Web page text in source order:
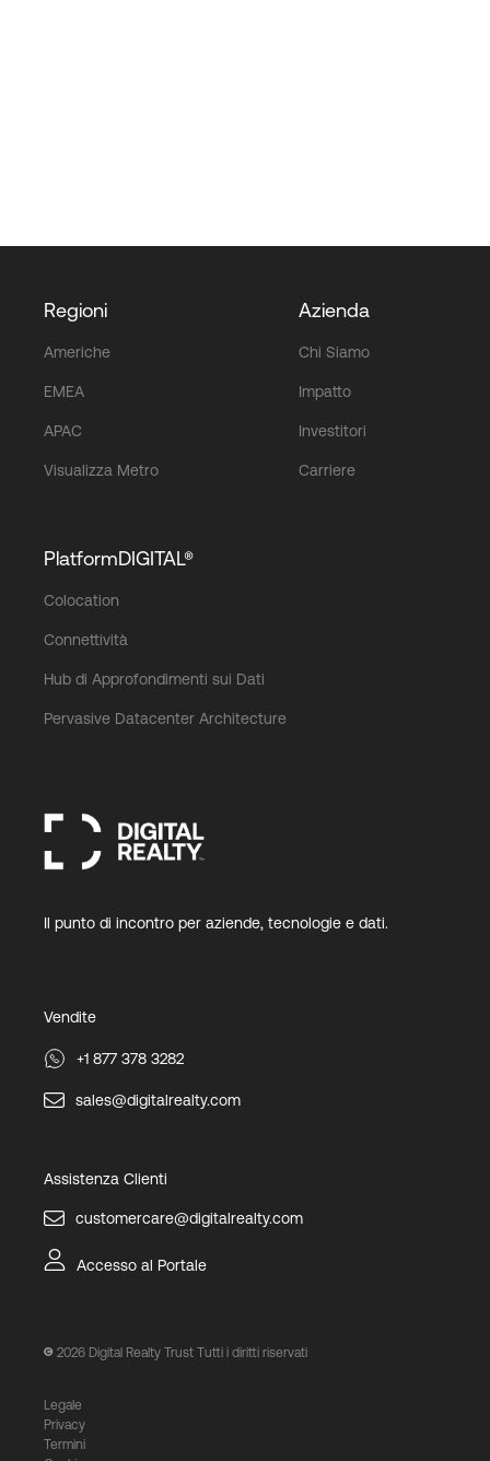
Regioni
Americhe
EMEA
APAC
Visualizza Metro
Azienda
Chi Siamo
Impatto
Investitori
Carriere
PlatformDIGITAL®
Colocation
Connettività
Hub di Approfondimenti sui Dati
Pervasive Datacenter Architecture
Il punto di incontro per aziende, tecnologie e dati.
Vendite
+1 877 378 3282
sales@digitalrealty.com
Assistenza Clienti
customercare@digitalrealty.com
Accesso al Portale
2026 Digital Realty Trust Tutti i diritti riservati
Legale
Privacy
Termini